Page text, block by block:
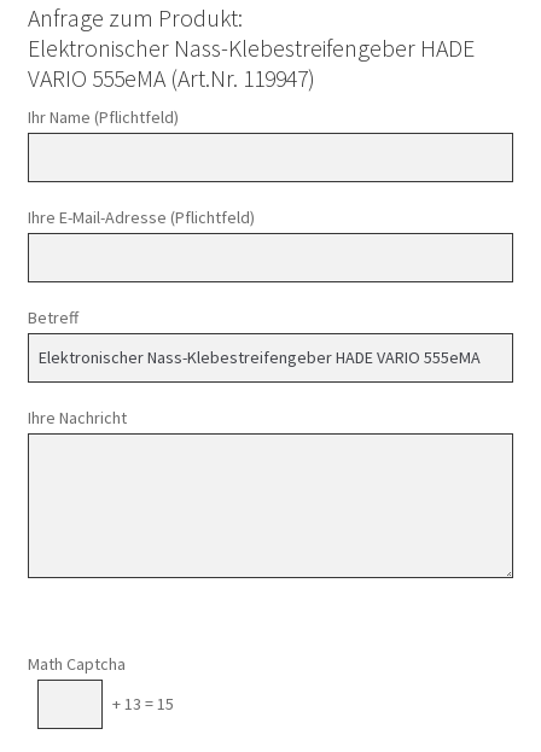
Anfrage zum Produkt:
Elektronischer Nass-Klebestreifengeber HADE
VARIO 555eMA (Art.Nr. 119947)
Ihr Name (Pflichtfeld)
Ihre E-Mail-Adresse (Pflichtfeld)
Betreff
Ihre Nachricht
Math Captcha
+ 13 = 15